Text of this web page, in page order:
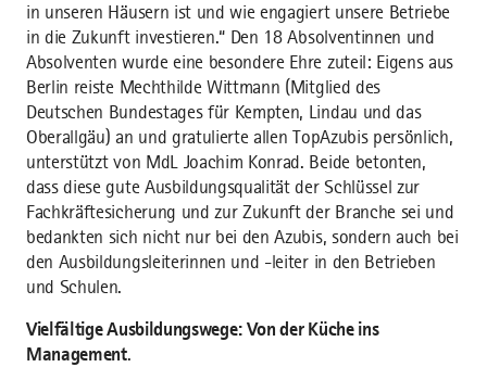
in unseren Häusern ist und wie engagiert unsere Betriebe
in die Zukunft investieren.“ Den 18 Absolventinnen und
Absolventen wurde eine besondere Ehre zuteil: Eigens aus
Berlin reiste Mechthilde Wittmann (Mitglied des
Deutschen Bundestages für Kempten, Lindau und das
Oberallgäu) an und gratulierte allen TopAzubis persönlich,
unterstützt von MdL Joachim Konrad. Beide betonten,
dass diese gute Ausbildungsqualität der Schlüssel zur
Fachkräftesicherung und zur Zukunft der Branche sei und
bedankten sich nicht nur bei den Azubis, sondern auch bei
den Ausbildungsleiterinnen und -leiter in den Betrieben
und Schulen.
Vielfältige Ausbildungswege: Von der Küche ins
Management.